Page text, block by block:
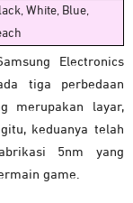
White, Blue,
Electronics
tiga perbedaan
merupakan layar,
keduanya telah
5nm yang
game.